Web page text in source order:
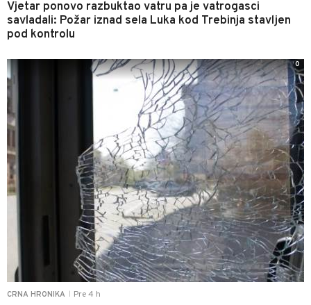
Vjetar ponovo razbuktao vatru pa je vatrogasci
savladali: Požar iznad sela Luka kod Trebinja stavljen
pod kontrolu
CRNA HRONIKA Pre 4 h
0